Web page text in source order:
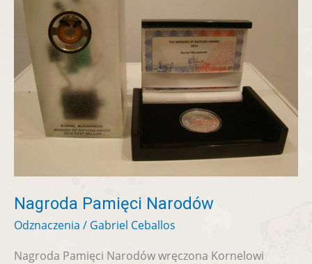
Nagroda Pamięci Narodów
Odznaczenia / Gabriel Ceballos
Nagroda Pamięci Narodów wręczona Kornelowi
Narodów